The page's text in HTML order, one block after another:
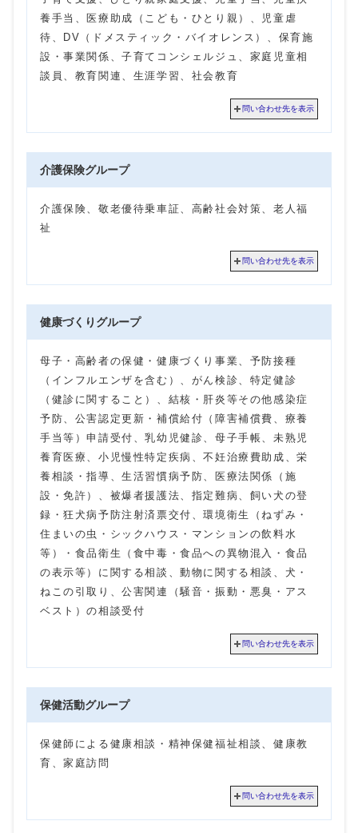
養手当、医療助成（こども・ひとり親）、児童虐
待、DV（ドメスティック・バイオレンス）、保育施
設・事業関係、子育てコンシェルジュ、家庭児童相
談員、教育関連、生涯学習、社会教育
問い合わせ先を表示
介護保険グループ
介護保険、敬老優待乗車証、高齢社会対策、老人福
祉
問い合わせ先を表示
健康づくりグループ
母子・高齢者の保健・健康づくり事業、予防接種
（インフルエンザを含む）、がん検診、特定健診
（健診に関すること）、結核・肝炎等その他感染症
予防、公害認定更新・補償給付（障害補償費、療養
手当等）申請受付、乳幼児健診、母子手帳、未熟児
養育医療、小児慢性特定疾病、不妊治療費助成、栄
養相談・指導、生活習慣病予防、医療法関係（施
設・免許）、被爆者援護法、指定難病、飼い犬の登
録・狂犬病予防注射済票交付、環境衛生（ねずみ・
住まいの虫・シックハウス・マンションの飲料水
等）・食品衛生（食中毒・食品への異物混入・食品
の表示等）に関する相談、動物に関する相談、犬・
ねこの引取り、公害関連（騒音・振動・悪臭・アス
ベスト）の相談受付
問い合わせ先を表示
保健活動グループ
保健師による健康相談・精神保健福祉相談、健康教
育、家庭訪問
問い合わせ先を表示